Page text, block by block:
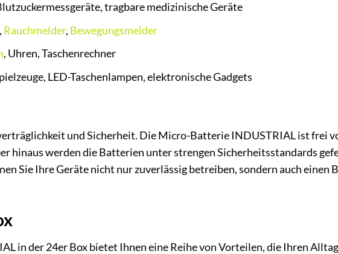
tragbare medizinische Geräte
, Rauchmelder, Bewegungsmelder
, Uhren, Taschenrechner
LED-Taschenlampen, elektronische Gadgets
und Sicherheit. Die Micro-Batterie INDUSTRIAL ist frei
hinaus werden die Batterien unter strengen Sicherheitsstandards
Sie Ihre Geräte nicht nur zuverlässig betreiben, sondern auch einen
in der 24er Box bietet Ihnen eine Reihe von Vorteilen, die Ihren